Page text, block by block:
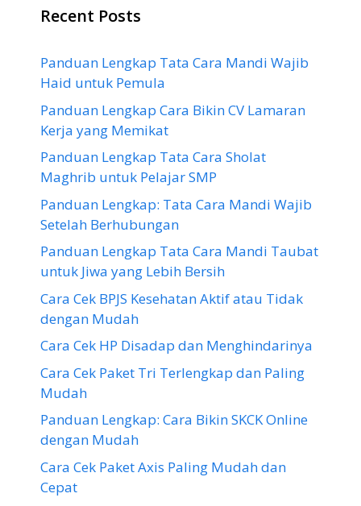
Recent Posts
Panduan Lengkap Tata Cara Mandi Wajib
Haid untuk Pemula
Panduan Lengkap Cara Bikin CV Lamaran
Kerja yang Memikat
Panduan Lengkap Tata Cara Sholat
Maghrib untuk Pelajar SMP
Panduan Lengkap: Tata Cara Mandi Wajib
Setelah Berhubungan
Panduan Lengkap Tata Cara Mandi Taubat
untuk Jiwa yang Lebih Bersih
Cara Cek BPJS Kesehatan Aktif atau Tidak
dengan Mudah
Cara Cek HP Disadap dan Menghindarinya
Cara Cek Paket Tri Terlengkap dan Paling
Mudah
Panduan Lengkap: Cara Bikin SKCK Online
dengan Mudah
Cara Cek Paket Axis Paling Mudah dan
Cepat